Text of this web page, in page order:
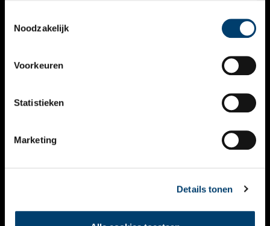
Noodzakelijk
Voorkeuren
Statistieken
Marketing
Details tonen
VERHALEN
KALENDER
THEMA’S
VIDEO’S
CONTACT